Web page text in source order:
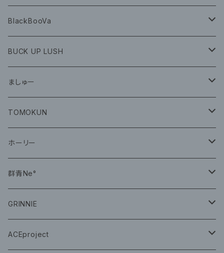
BlackBooVa
CD
BUCK UP LUSH
グッズ
CD
ましゅー
グッズ
TOMOKUN
CD
ホーリー
CD
群青Ne°
CD
グッズ
GRINNIE
グッズ
ACEproject